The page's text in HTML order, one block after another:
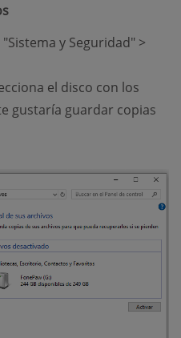
y Seguridad" >
el disco con los
gustaría guardar copias